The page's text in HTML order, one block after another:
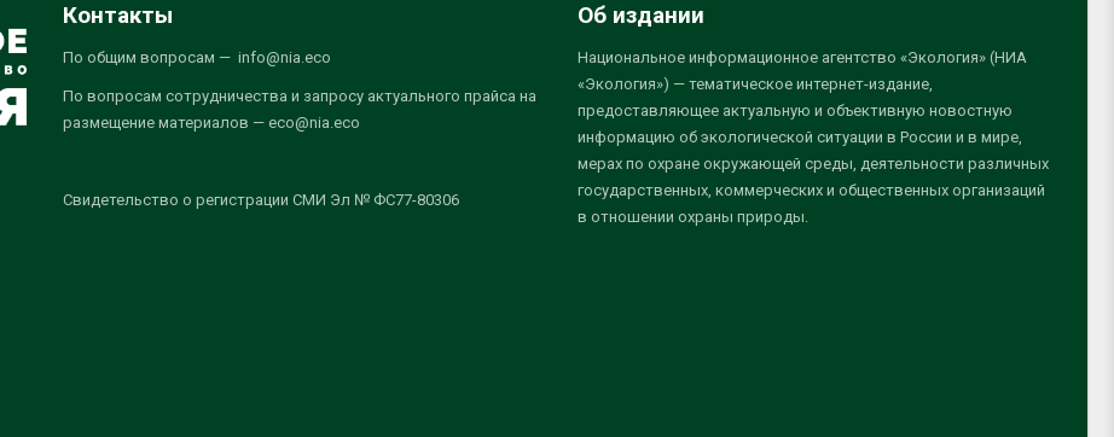
Контакты
По общим вопросам — info@nia.eco
По вопросам сотрудничества и запросу актуального прайса на
размещение материалов — eco@nia.eco
Свидетельство о регистрации СМИ Эл № ФС77-80306
Об издании
Национальное информационное агентство «Экология» (НИА
«Экология») — тематическое интернет-издание,
предоставляющее актуальную и объективную новостную
информацию об экологической ситуации в России и в мире,
мерах по охране окружающей среды, деятельности различных
государственных, коммерческих и общественных организаций
в отношении охраны природы.